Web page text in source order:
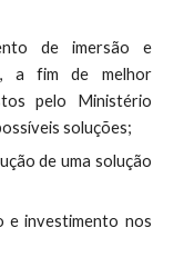
de imersão e
a fim de melhor
pelo Ministério
soluções;
de uma solução
e investimento nos